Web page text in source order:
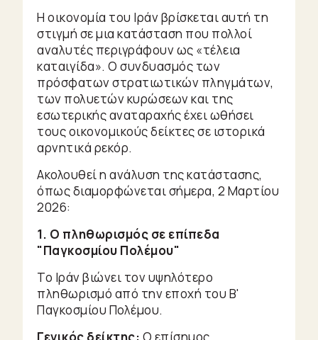
Η οικονομία του Ιράν βρίσκεται αυτή τη
στιγμή σε μια κατάσταση που πολλοί
αναλυτές περιγράφουν ως «τέλεια
καταιγίδα». Ο συνδυασμός των
πρόσφατων στρατιωτικών πληγμάτων,
των πολυετών κυρώσεων και της
εσωτερικής αναταραχής έχει ωθήσει
τους οικονομικούς δείκτες σε ιστορικά
αρνητικά ρεκόρ.
Ακολουθεί η ανάλυση της κατάστασης,
όπως διαμορφώνεται σήμερα, 2 Μαρτίου
2026:
1. Ο πληθωρισμός σε επίπεδα
"Παγκοσμίου Πολέμου"
Το Ιράν βιώνει τον υψηλότερο
πληθωρισμό από την εποχή του Β'
Παγκοσμίου Πολέμου.